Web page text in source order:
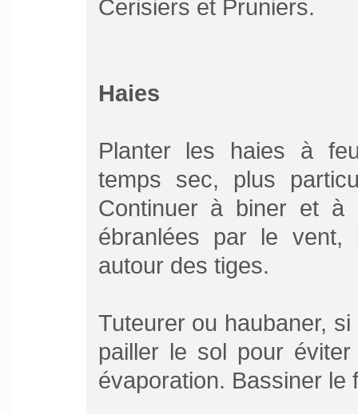
Cerisiers et Pruniers.
Haies
Planter les haies à
temps sec, plus
Continuer à biner et à
ébranlées par le
autour des tiges.
Tuteurer ou haubaner,
pailler le sol pour éviter
évaporation. Bassiner le